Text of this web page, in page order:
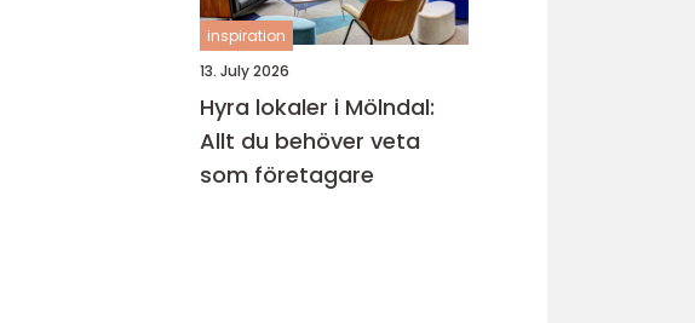
inspiration
13. July 2026
Hyra lokaler i Mölndal:
Allt du behöver veta
som företagare